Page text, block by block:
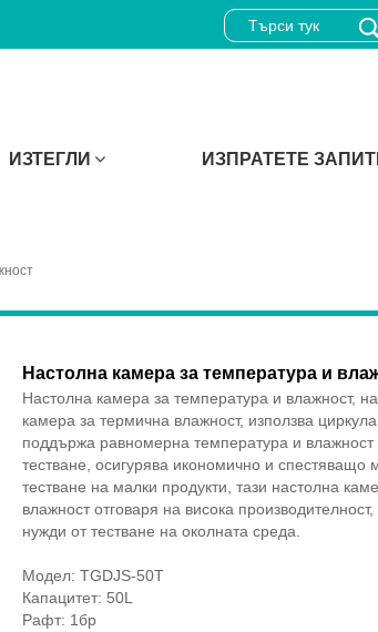
ИЗТЕГЛИ ИЗПРАТЕТЕ
Настолна камера за температура и
Настолна камера за температура и влажност,
камера за термична влажност, използва
поддържа равномерна температура и
тестване, осигурява икономично и спестяващо
тестване на малки продукти, тази настолна
влажност отговаря на висока
нужди от тестване на околната среда.
Модел: TGDJS-50T
Капацитет: 50L
Рафт: 1бр